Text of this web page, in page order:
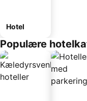
Hotel
Populære